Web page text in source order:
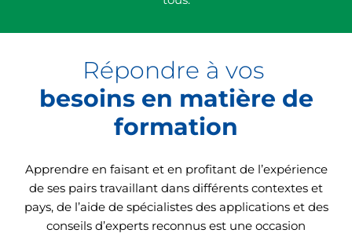
Répondre à vos
besoins en matière de
formation
Apprendre en faisant et en profitant de l’expérience
de ses pairs travaillant dans différents contextes et
pays, de l’aide de spécialistes des applications et des
conseils d’experts reconnus est une occasion